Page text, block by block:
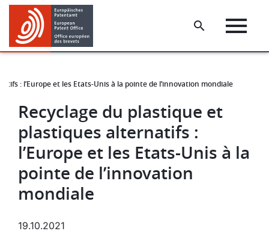
Skip
main
content
Skip
footer
: l’Europe et les Etats-Unis à la pointe de l’innovation mondiale
Recyclage du plastique et
plastiques alternatifs :
l’Europe et les Etats-Unis à la
pointe de l’innovation
mondiale
19.10.2021